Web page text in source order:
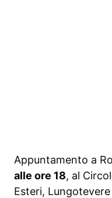
Appuntamento a
alle ore 18, al
Esteri, Lungotevere